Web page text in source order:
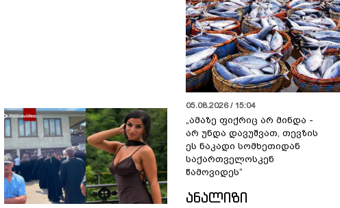
05.08.2026 / 15:04
„ამაზე ფიქრიც არ მინდა -
არ უნდა დავუშვათ, თევზის
ეს ნაკადი სომხეთიდან
საქართველოსკენ
წამოვიდეს“
ᲐᲜᲐᲚᲘᲖᲘ